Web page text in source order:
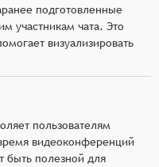
подготовленные
участникам чата. Это
визуализировать
пользователям
видеоконференций
быть полезной для